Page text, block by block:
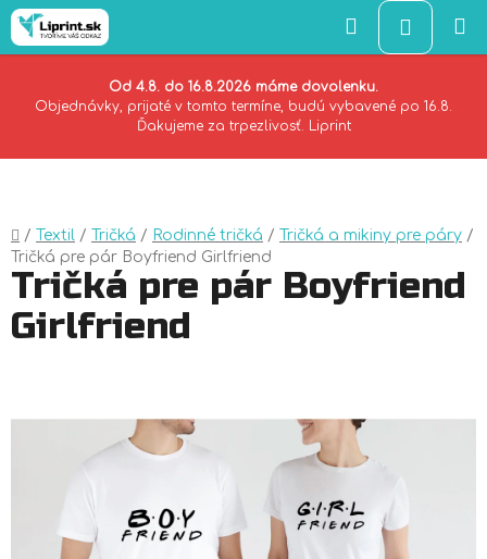
Od 4.8. do 16.8.2026 máme dovolenku.
Objednávky, prijaté v tomto termíne, budú vybavené po 16.8.
Ďakujeme za trpezlivosť. Liprint
Hľadať
KOŠÍK
Domov
/ Textil / Tričká / Rodinné tričká / Tričká a mikiny pre páry /
Tričká pre pár Boyfriend Girlfriend
Tričká pre pár Boyfriend
Girlfriend